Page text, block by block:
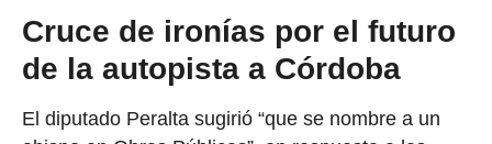
Cruce de ironías por el futuro
de la autopista a Córdoba
El diputado Peralta sugirió “que se nombre a un